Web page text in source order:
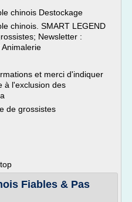
chinois Destockage
chinois. SMART LEGEND
Newsletter :
et merci d'indiquer
à l'exclusion des
de grossistes
Fiables & Pas